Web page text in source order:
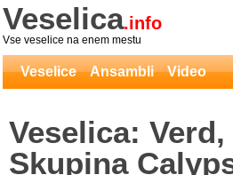
Veselica.info
Vse veselice na enem mestu
Veselice Ansambli Video
Veselica:
Skupina